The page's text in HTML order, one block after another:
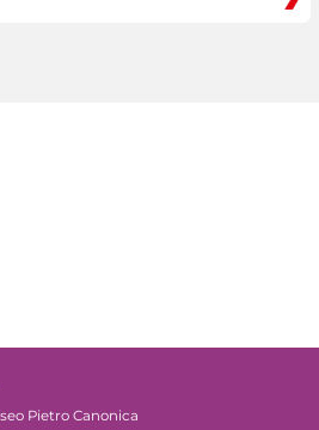
Pietro Canonica